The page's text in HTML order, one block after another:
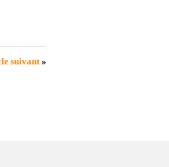
suivant»